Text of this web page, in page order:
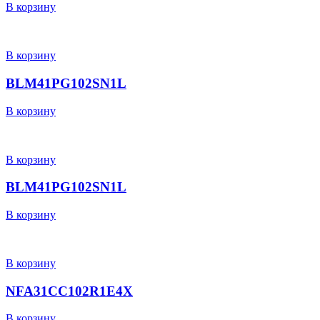
В корзину
В корзину
BLM41PG102SN1L
В корзину
В корзину
BLM41PG102SN1L
В корзину
В корзину
NFA31CC102R1E4X